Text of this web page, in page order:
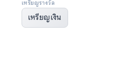
เหรียญรางวัล
เหรียญเงิน